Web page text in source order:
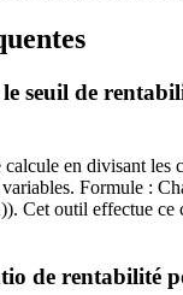
seuil de
en divisant les
Formule :
Cet outil effectue ce
de rentabilité